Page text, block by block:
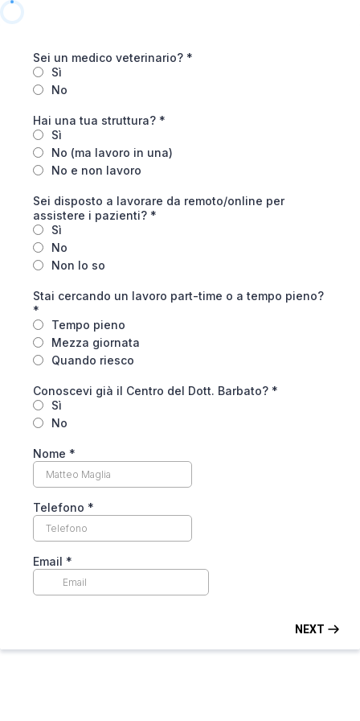
Sei un medico veterinario? *
Sì
No
Hai una tua struttura? *
Sì
No (ma lavoro in una)
No e non lavoro
Sei disposto a lavorare da remoto/online per
assistere i pazienti? *
Sì
No
Non lo so
Stai cercando un lavoro part-time o a tempo pieno?
*
Tempo pieno
Mezza giornata
Quando riesco
Conoscevi già il Centro del Dott. Barbato? *
Sì
No
Nome *
Telefono *
Email *
NEXT